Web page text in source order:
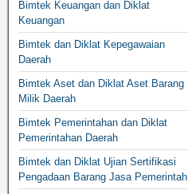
Bimtek Keuangan dan Diklat
Keuangan
Bimtek dan Diklat Kepegawaian
Daerah
Bimtek Aset dan Diklat Aset Barang
Milik Daerah
Bimtek Pemerintahan dan Diklat
Pemerintahan Daerah
Bimtek dan Diklat Ujian Sertifikasi
Pengadaan Barang Jasa Pemerintah